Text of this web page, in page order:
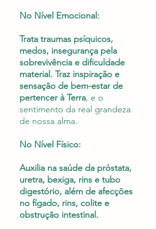
No Nível Emocional:
Trata traumas psíquicos,
medos, insegurança pela
sobrevivência e dificuldade
material. Traz inspiração e
sensação de bem-estar de
pertencer à Terra, e o
sentimento da real grandeza
de nossa alma.
No Nível Físico:
Auxilia na saúde da próstata,
uretra, bexiga, rins e tubo
digestório, além de afecções
no fígado, rins, colite e
obstrução intestinal.